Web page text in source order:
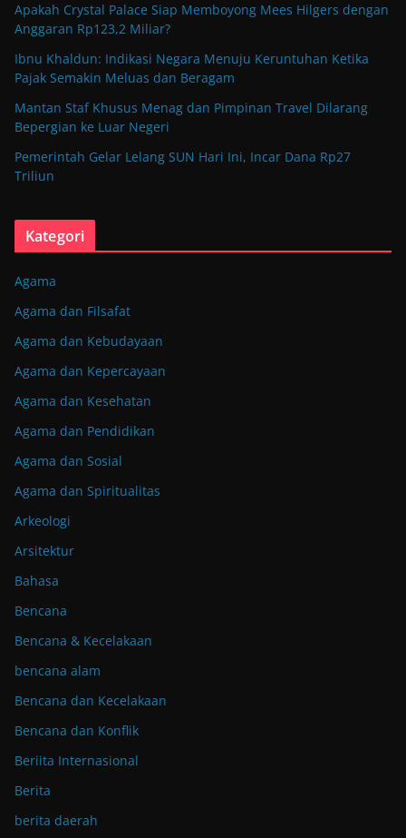
Apakah Crystal Palace Siap Memboyong Mees Hilgers dengan
Anggaran Rp123,2 Miliar?
Ibnu Khaldun: Indikasi Negara Menuju Keruntuhan Ketika
Pajak Semakin Meluas dan Beragam
Mantan Staf Khusus Menag dan Pimpinan Travel Dilarang
Bepergian ke Luar Negeri
Pemerintah Gelar Lelang SUN Hari Ini, Incar Dana Rp27
Triliun
Kategori
Agama
Agama dan Filsafat
Agama dan Kebudayaan
Agama dan Kepercayaan
Agama dan Kesehatan
Agama dan Pendidikan
Agama dan Sosial
Agama dan Spiritualitas
Arkeologi
Arsitektur
Bahasa
Bencana
Bencana & Kecelakaan
bencana alam
Bencana dan Kecelakaan
Bencana dan Konflik
Beriita Internasional
Berita
berita daerah